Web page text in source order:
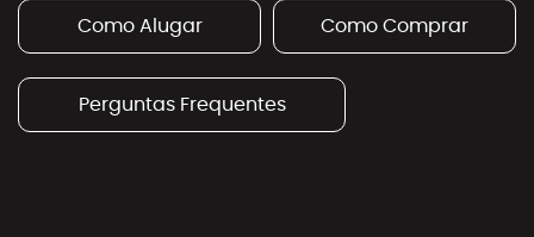
Como Alugar Como Comprar
Perguntas Frequentes